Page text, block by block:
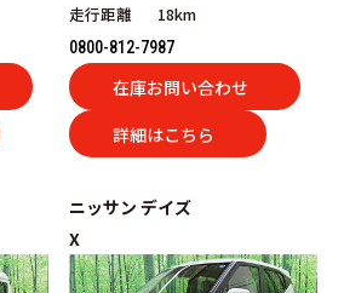
走行距離
18km
0800-812-7987
在庫お問い合わせ
詳細はこちら
ニッサン デイズ
X